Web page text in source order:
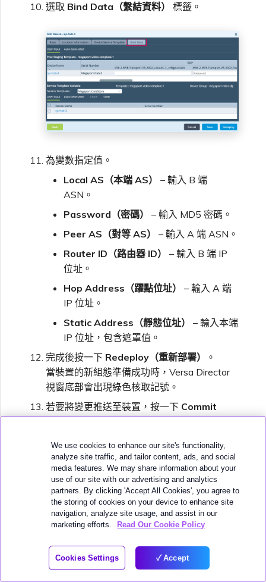
選取 Bind Data（繫結資料） 標籤。
為變數指定值。
Local AS（本端 AS）
– 輸入 B 端
ASN。
Password（密碼）
– 輸入 MD5 密碼。
Peer AS（對等 AS）
– 輸入 A 端 ASN。
Router ID（路由器 ID）
– 輸入 B 端 IP
位址。
Hop Address（躍點位址）
– 輸入 A 端
IP 位址。
Static Address（靜態位址）
– 輸入本端
IP 位址，包含遮罩值。
完成後按一下 Redeploy（重新部署）
。
當裝置的新組態準備成功時，Versa Director
視窗底部會出現綠色核取記號。
若要將變更推送至裝置，按一下 Commit
會開啟 Commit Template to Devices 視窗。
We use cookies to enhance our site's functionality,
analyze site traffic, and tailor content, ads, and social
media features. We may share information about your
use of our site with our advertising and analytics
partners. By clicking 'Accept All Cookies', you agree to
the storing of cookies on your device to enhance site
navigation, analyze site usage, and assist in our
marketing efforts.
Read Our Cookie Policy
Cookies Settings Accept